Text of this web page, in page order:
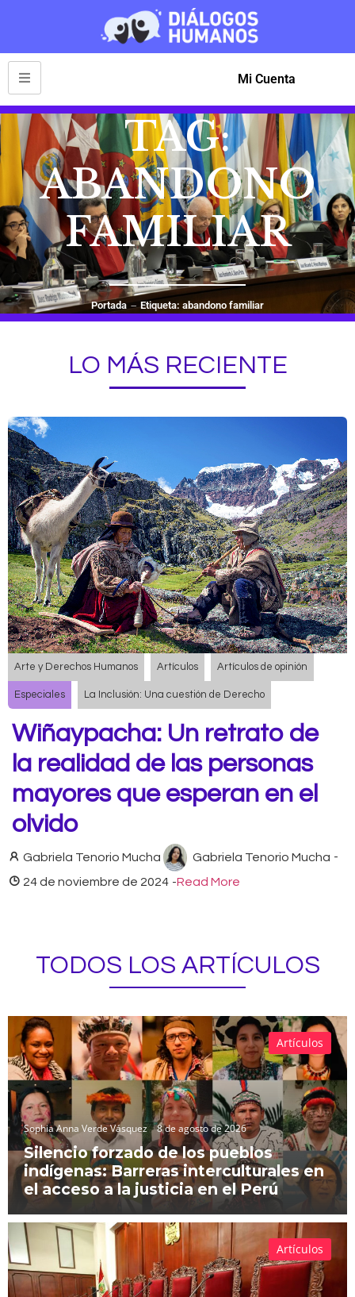
Mi Cuenta
TAG:
ABANDONO
FAMILIAR
Portada Etiqueta: abandono familiar
LO MÁS RECIENTE
Arte y Derechos Humanos Artículos Artículos de opinión
Especiales La Inclusión: Una cuestión de Derecho
Wiñaypacha: Un retrato de
la realidad de las personas
mayores que esperan en el
olvido
Gabriela Tenorio Mucha Gabriela Tenorio Mucha -
24 de noviembre de 2024 -Read More
TODOS LOS ARTÍCULOS
Sophia Anna Verde Vásquez 8 de agosto de 2026
Silencio forzado de los pueblos
indígenas: Barreras interculturales en
el acceso a la justicia en el Perú
Artículos
Artículos